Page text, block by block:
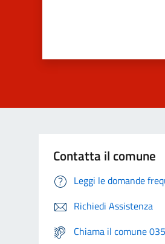
Contatta il comune
Leggi le domande
Richiedi Assistenza
Chiama il comune